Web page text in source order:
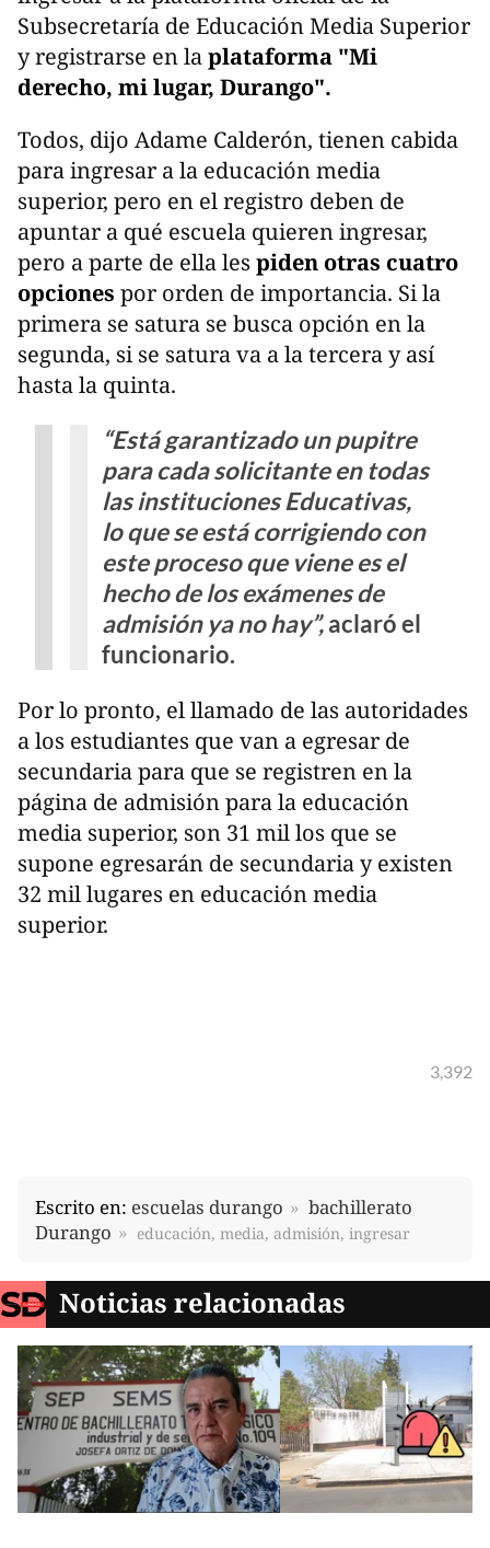
Subsecretaría de Educación Media Superior
y registrarse en laplataforma "Mi
derecho, mi lugar, Durango".
Todos, dijo Adame Calderón, tienen cabida
para ingresar a la educación media
superior, pero en el registro deben de
apuntar a qué escuela quieren ingresar,
pero a parte de ella les piden otras cuatro
opciones por orden de importancia. Si la
primera se satura se busca opción en la
segunda, si se satura va a la tercera y así
hasta la quinta.
“Está garantizado un pupitre
para cada solicitante en todas
las instituciones Educativas,
lo que se está corrigiendo con
este proceso que viene es el
hecho de los exámenes de
admisión ya no hay”,aclaró el
funcionario.
Por lo pronto, el llamado de las autoridades
a los estudiantes que van a egresar de
secundaria para que se registren en la
página de admisión para la educación
media superior, son 31 mil los que se
supone egresarán de secundaria y existen
32 mil lugares en educación media
superior.
3,392
Escrito en: escuelas durango
bachillerato
Durango
educación, media, admisión, ingresar
Noticias relacionadas